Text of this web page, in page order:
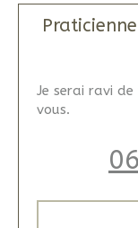
Je serai ravi
vous.